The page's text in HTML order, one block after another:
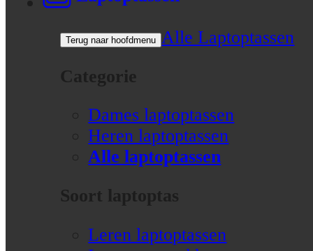
Terug naar hoofdmenu Alle Laptoptassen
Categorie
Dames laptoptassen
Heren laptoptassen
Alle laptoptassen
Soort laptoptas
Leren laptoptassen